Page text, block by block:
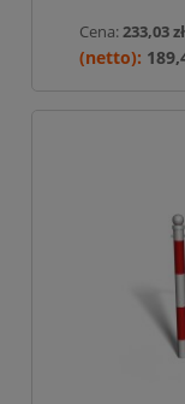
Cena: 233,03 zł